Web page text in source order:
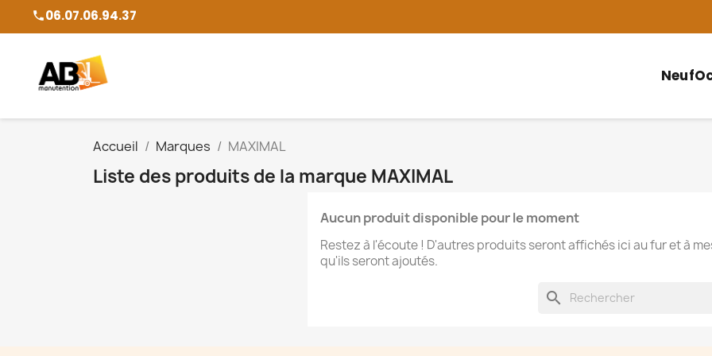
phone06.07.06.94.37
Neuf
Accueil Marques MAXIMAL
Liste des produits de la marque MAXIMAL
Aucun produit disponible pour le moment
Restez à l'écoute ! D'autres produits seront affichés ici au fur et à
qu'ils seront ajoutés.
search